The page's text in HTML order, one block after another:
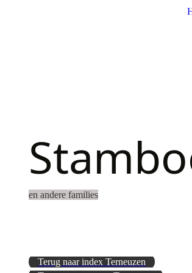
en andere families
Terug naar index Terneuzen